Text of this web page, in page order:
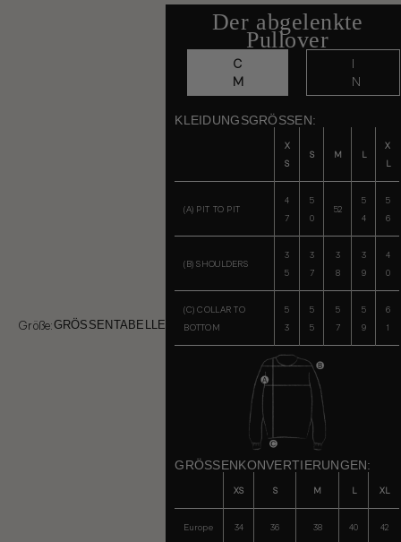
Größe:GRÖSSENTABELLE
Der abgelenkte
Pullover
C
M
I
N
KLEIDUNGSGRÖSSEN:
X
S
S M L
X
L
(A) PIT TO PIT
4
7
5
0
52
5
4
5
6
(B) SHOULDERS
3
5
3
7
3
8
3
9
4
0
(C) COLLAR TO
BOTTOM
5
3
5
5
5
7
5
9
6
1
GRÖSSENKONVERTIERUNGEN:
XS S M L XL
Europe 34 36 38 40 42